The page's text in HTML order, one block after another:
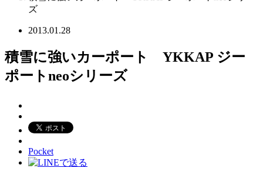
ズ
2013.01.28
積雪に強いカーポート YKKAP ジー
ポートneoシリーズ
Pocket